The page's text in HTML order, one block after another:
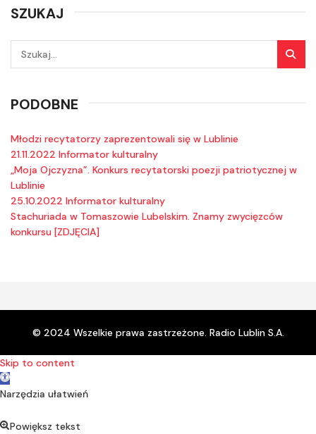
SZUKAJ
PODOBNE
Młodzi recytatorzy zaprezentowali się w Lublinie
21.11.2022 Informator kulturalny
„Moja Ojczyzna”. Konkurs recytatorski poezji patriotycznej w
Lublinie
25.10.2022 Informator kulturalny
Stachuriada w Tomaszowie Lubelskim. Znamy zwycięzców
konkursu [ZDJĘCIA]
© 2024 Wszelkie prawa zastrzeżone. Radio Lublin S.A.
Skip to content
Open toolbar
Narzędzia ułatwień
Powiększ tekst